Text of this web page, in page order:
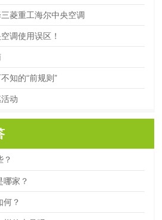
菱重工海尔中央空调
调使用误区！
知的“前规则”
动
？
哪家？
何？